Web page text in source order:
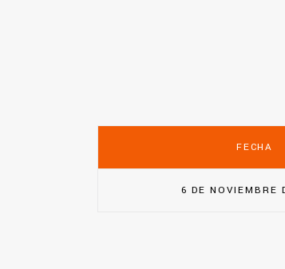
FECHA
6 DE NOVIEMBRE